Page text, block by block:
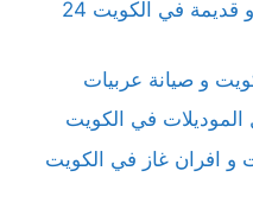
خدمات تصليح سيارات حديثة و قديمة في الكويت 24
و صيانة عربيات
في الكويت
و افران غاز في الكويت